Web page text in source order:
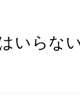
いらな